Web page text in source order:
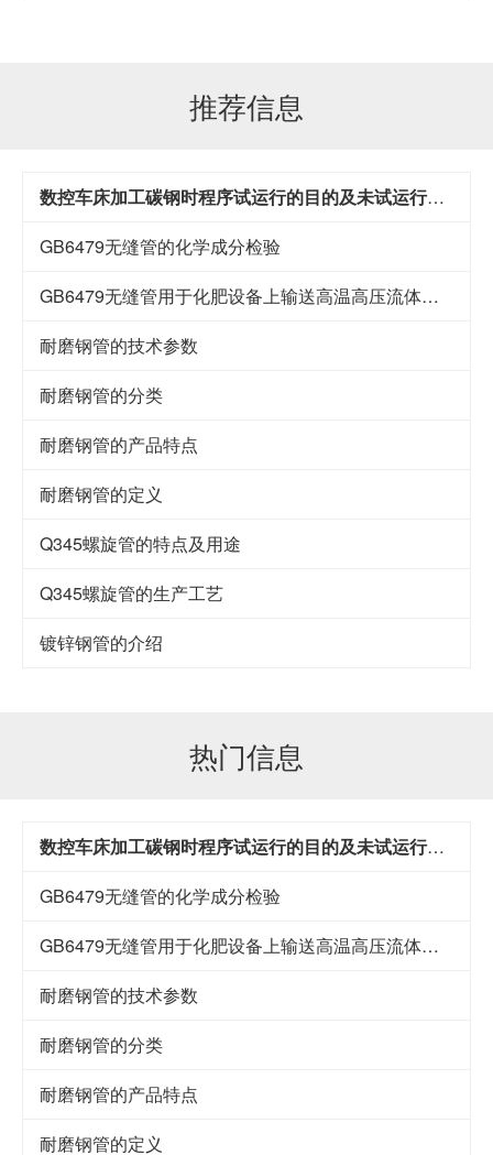
推荐信息
数控车床加工碳钢时程序试运行的目的及未试运行的风险
GB6479无缝管的化学成分检验
GB6479无缝管用于化肥设备上输送高温高压流体的管道
耐磨钢管的技术参数
耐磨钢管的分类
耐磨钢管的产品特点
耐磨钢管的定义
Q345螺旋管的特点及用途
Q345螺旋管的生产工艺
镀锌钢管的介绍
热门信息
数控车床加工碳钢时程序试运行的目的及未试运行的风险
GB6479无缝管的化学成分检验
GB6479无缝管用于化肥设备上输送高温高压流体的管道
耐磨钢管的技术参数
耐磨钢管的分类
耐磨钢管的产品特点
耐磨钢管的定义